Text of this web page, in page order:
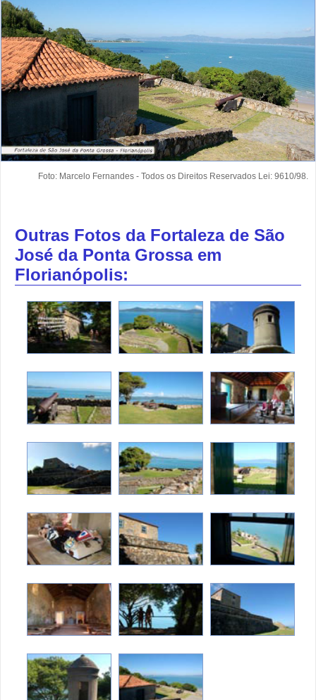
Foto: Marcelo Fernandes - Todos os Direitos Reservados Lei: 9610/98.
Outras Fotos da Fortaleza de São
José da Ponta Grossa em
Florianópolis: